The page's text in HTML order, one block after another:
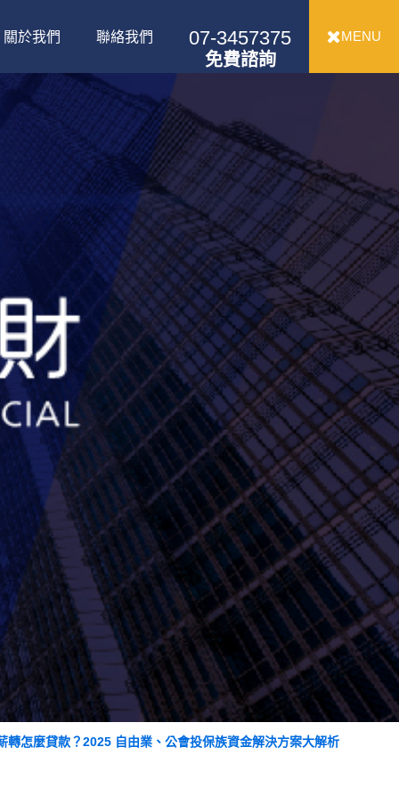
MENU
關於我們 聯絡我們 07-3457375
免費諮詢
轉怎麼貸款？2025 自由業、公會投保族資金解決方案大解析